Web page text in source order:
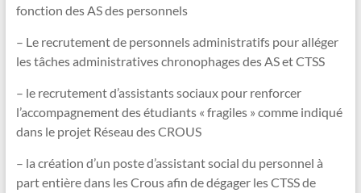
fonction des AS des personnels
– Le recrutement de personnels administratifs pour alléger
les tâches administratives chronophages des AS et CTSS
– le recrutement d’assistants sociaux pour renforcer
l’accompagnement des étudiants « fragiles » comme indiqué
dans le projet Réseau des CROUS
– la création d’un poste d’assistant social du personnel à
part entière dans les Crous afin de dégager les CTSS de